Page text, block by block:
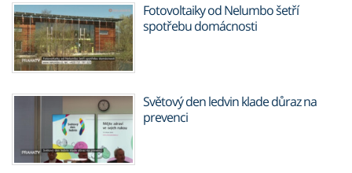
Fotovoltaiky od Nelumbo šetří
spotřebu domácnosti
Světový den ledvin klade důraz na
prevenci